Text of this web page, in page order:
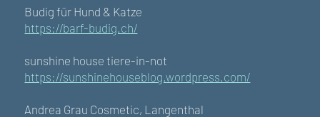
Budig für Hund & Katze
https://barf-budig.ch/
sunshine house tiere-in-not
https://sunshinehouseblog.wordpress.com/
Andrea Grau Cosmetic, Langenthal